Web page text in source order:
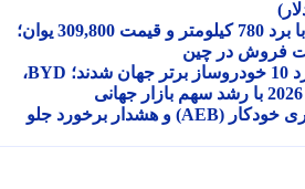
لی اوتو i8 محرک عقب با برد 780 کیلومتر و قیمت 309,800 یوان؛
در چین
سه خودروساز چینی وارد 10 خودروساز برتر جهان شدند؛ BYD،
تفاوت بین ترمز اضطراری خودکار (AEB) و هشدار برخورد جلو